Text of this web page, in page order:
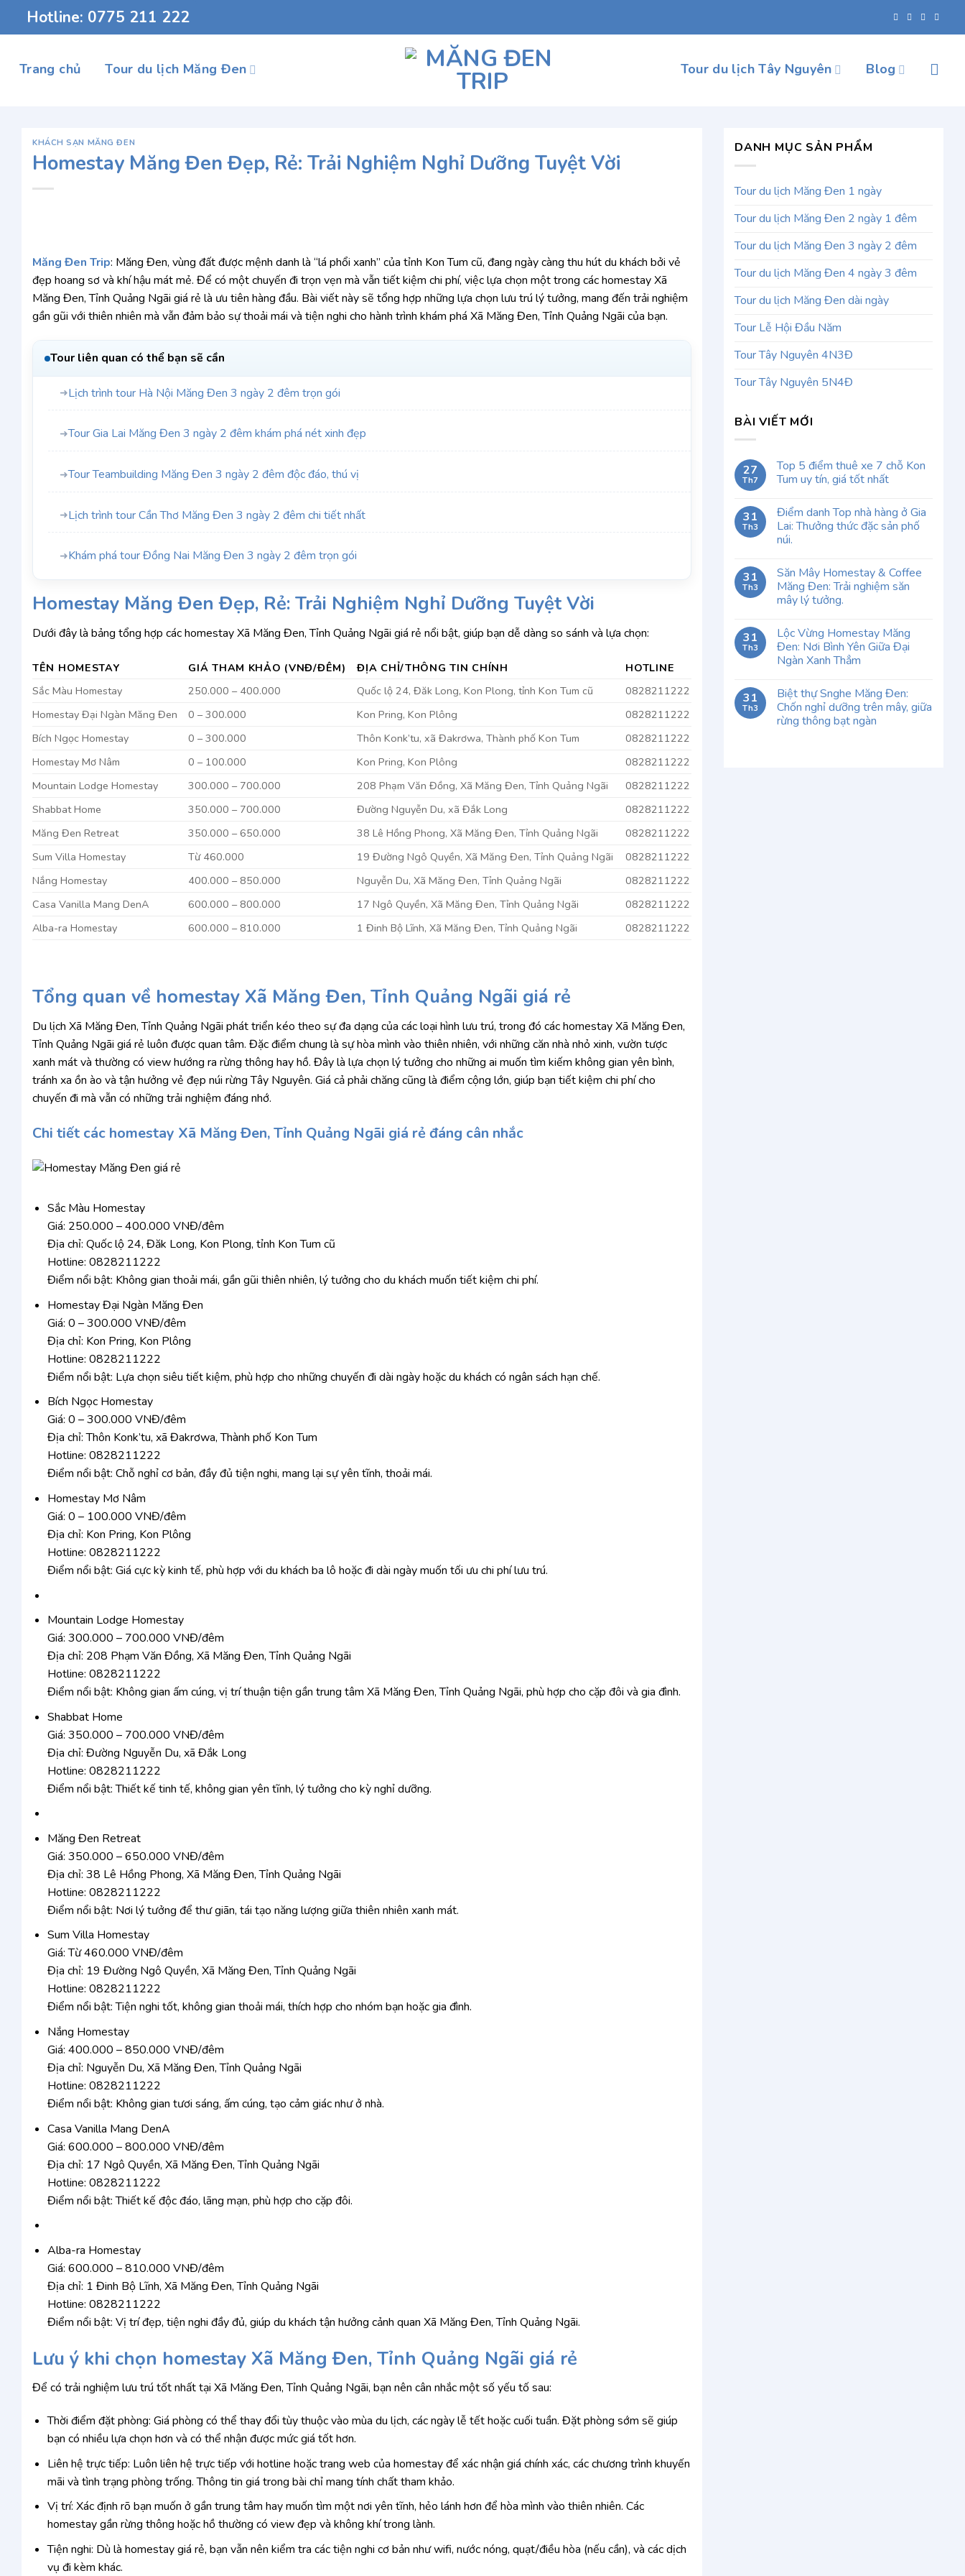
Chuyển
dung
Hotline: 0775 211 222
Trang chủ Tour du lịch Măng Đen Tour du lịch Tây Nguyên Blog
KHÁCH SẠN MĂNG ĐEN
Homestay Măng Đen Đẹp, Rẻ: Trải Nghiệm Nghỉ Dưỡng Tuyệt Vời
Măng Đen Trip: Măng Đen, vùng đất được mệnh danh là “lá phổi xanh” của tỉnh Kon Tum cũ, đang ngày càng thu hút du khách bởi vẻ
đẹp hoang sơ và khí hậu mát mẻ. Để có một chuyến đi trọn vẹn mà vẫn tiết kiệm chi phí, việc lựa chọn một trong các homestay Xã
Măng Đen, Tỉnh Quảng Ngãi giá rẻ là ưu tiên hàng đầu. Bài viết này sẽ tổng hợp những lựa chọn lưu trú lý tưởng, mang đến trải nghiệm
gần gũi với thiên nhiên mà vẫn đảm bảo sự thoải mái và tiện nghi cho hành trình khám phá Xã Măng Đen, Tỉnh Quảng Ngãi của bạn.
Tour liên quan có thể bạn sẽ cần
➜Lịch trình tour Hà Nội Măng Đen 3 ngày 2 đêm trọn gói
➜Tour Gia Lai Măng Đen 3 ngày 2 đêm khám phá nét xinh đẹp
➜Tour Teambuilding Măng Đen 3 ngày 2 đêm độc đáo, thú vị
➜Lịch trình tour Cần Thơ Măng Đen 3 ngày 2 đêm chi tiết nhất
➜Khám phá tour Đồng Nai Măng Đen 3 ngày 2 đêm trọn gói
Homestay Măng Đen Đẹp, Rẻ: Trải Nghiệm Nghỉ Dưỡng Tuyệt Vời
Dưới đây là bảng tổng hợp các homestay Xã Măng Đen, Tỉnh Quảng Ngãi giá rẻ nổi bật, giúp bạn dễ dàng so sánh và lựa chọn:
TÊN HOMESTAY GIÁ THAM KHẢO (VNĐ/ĐÊM) ĐỊA CHỈ/THÔNG TIN CHÍNH
HOTLINE
Sắc Màu Homestay
250.000 – 400.000 Quốc lộ 24, Đăk Long, Kon Plong, tỉnh Kon Tum cũ
0828211222
Homestay Đại Ngàn Măng Đen
0 – 300.000 Kon Pring, Kon Plông
0828211222
Bích Ngọc Homestay
0 – 300.000 Thôn Konk’tu, xã Đakrơwa, Thành phố Kon Tum
0828211222
Homestay Mơ Nâm
0 – 100.000 Kon Pring, Kon Plông
0828211222
Mountain Lodge Homestay
300.000 – 700.000 208 Phạm Văn Đồng, Xã Măng Đen, Tỉnh Quảng Ngãi
0828211222
Shabbat Home
350.000 – 700.000 Đường Nguyễn Du, xã Đắk Long
0828211222
Măng Đen Retreat
350.000 – 650.000 38 Lê Hồng Phong, Xã Măng Đen, Tỉnh Quảng Ngãi
0828211222
Sum Villa Homestay
Từ 460.000 19 Đường Ngô Quyền, Xã Măng Đen, Tỉnh Quảng Ngãi
0828211222
Nắng Homestay
400.000 – 850.000 Nguyễn Du, Xã Măng Đen, Tỉnh Quảng Ngãi
0828211222
Casa Vanilla Mang DenA
600.000 – 800.000 17 Ngô Quyền, Xã Măng Đen, Tỉnh Quảng Ngãi
0828211222
Alba-ra Homestay
600.000 – 810.000 1 Đinh Bộ Lĩnh, Xã Măng Đen, Tỉnh Quảng Ngãi 0828211222
Tổng quan về homestay Xã Măng Đen, Tỉnh Quảng Ngãi giá rẻ
Du lịch Xã Măng Đen, Tỉnh Quảng Ngãi phát triển kéo theo sự đa dạng của các loại hình lưu trú, trong đó các homestay Xã Măng Đen,
Tỉnh Quảng Ngãi giá rẻ luôn được quan tâm. Đặc điểm chung là sự hòa mình vào thiên nhiên, với những căn nhà nhỏ xinh, vườn tược
xanh mát và thường có view hướng ra rừng thông hay hồ. Đây là lựa chọn lý tưởng cho những ai muốn tìm kiếm không gian yên bình,
tránh xa ồn ào và tận hưởng vẻ đẹp núi rừng Tây Nguyên. Giá cả phải chăng cũng là điểm cộng lớn, giúp bạn tiết kiệm chi phí cho
chuyến đi mà vẫn có những trải nghiệm đáng nhớ.
Chi tiết các homestay Xã Măng Đen, Tỉnh Quảng Ngãi giá rẻ đáng cân nhắc
Sắc Màu Homestay
Giá: 250.000 – 400.000 VNĐ/đêm
Địa chỉ: Quốc lộ 24, Đăk Long, Kon Plong, tỉnh Kon Tum cũ
Hotline: 0828211222
Điểm nổi bật: Không gian thoải mái, gần gũi thiên nhiên, lý tưởng cho du khách muốn tiết kiệm chi phí.
Homestay Đại Ngàn Măng Đen
Giá: 0 – 300.000 VNĐ/đêm
Địa chỉ: Kon Pring, Kon Plông
Hotline: 0828211222
Điểm nổi bật: Lựa chọn siêu tiết kiệm, phù hợp cho những chuyến đi dài ngày hoặc du khách có ngân sách hạn chế.
Bích Ngọc Homestay
Giá: 0 – 300.000 VNĐ/đêm
Địa chỉ: Thôn Konk’tu, xã Đakrơwa, Thành phố Kon Tum
Hotline: 0828211222
Điểm nổi bật: Chỗ nghỉ cơ bản, đầy đủ tiện nghi, mang lại sự yên tĩnh, thoải mái.
Homestay Mơ Nâm
Giá: 0 – 100.000 VNĐ/đêm
Địa chỉ: Kon Pring, Kon Plông
Hotline: 0828211222
Điểm nổi bật: Giá cực kỳ kinh tế, phù hợp với du khách ba lô hoặc đi dài ngày muốn tối ưu chi phí lưu trú.
Mountain Lodge Homestay
Giá: 300.000 – 700.000 VNĐ/đêm
Địa chỉ: 208 Phạm Văn Đồng, Xã Măng Đen, Tỉnh Quảng Ngãi
Hotline: 0828211222
Điểm nổi bật: Không gian ấm cúng, vị trí thuận tiện gần trung tâm Xã Măng Đen, Tỉnh Quảng Ngãi, phù hợp cho cặp đôi và gia đình.
Shabbat Home
Giá: 350.000 – 700.000 VNĐ/đêm
Địa chỉ: Đường Nguyễn Du, xã Đắk Long
Hotline: 0828211222
Điểm nổi bật: Thiết kế tinh tế, không gian yên tĩnh, lý tưởng cho kỳ nghỉ dưỡng.
Măng Đen Retreat
Giá: 350.000 – 650.000 VNĐ/đêm
Địa chỉ: 38 Lê Hồng Phong, Xã Măng Đen, Tỉnh Quảng Ngãi
Hotline: 0828211222
Điểm nổi bật: Nơi lý tưởng để thư giãn, tái tạo năng lượng giữa thiên nhiên xanh mát.
Sum Villa Homestay
Giá: Từ 460.000 VNĐ/đêm
Địa chỉ: 19 Đường Ngô Quyền, Xã Măng Đen, Tỉnh Quảng Ngãi
Hotline: 0828211222
Điểm nổi bật: Tiện nghi tốt, không gian thoải mái, thích hợp cho nhóm bạn hoặc gia đình.
Nắng Homestay
Giá: 400.000 – 850.000 VNĐ/đêm
Địa chỉ: Nguyễn Du, Xã Măng Đen, Tỉnh Quảng Ngãi
Hotline: 0828211222
Điểm nổi bật: Không gian tươi sáng, ấm cúng, tạo cảm giác như ở nhà.
Casa Vanilla Mang DenA
Giá: 600.000 – 800.000 VNĐ/đêm
Địa chỉ: 17 Ngô Quyền, Xã Măng Đen, Tỉnh Quảng Ngãi
Hotline: 0828211222
Điểm nổi bật: Thiết kế độc đáo, lãng mạn, phù hợp cho cặp đôi.
Alba-ra Homestay
Giá: 600.000 – 810.000 VNĐ/đêm
Địa chỉ: 1 Đinh Bộ Lĩnh, Xã Măng Đen, Tỉnh Quảng Ngãi
Hotline: 0828211222
Điểm nổi bật: Vị trí đẹp, tiện nghi đầy đủ, giúp du khách tận hưởng cảnh quan Xã Măng Đen, Tỉnh Quảng Ngãi.
Lưu ý khi chọn homestay Xã Măng Đen, Tỉnh Quảng Ngãi giá rẻ
Để có trải nghiệm lưu trú tốt nhất tại Xã Măng Đen, Tỉnh Quảng Ngãi, bạn nên cân nhắc một số yếu tố sau:
Thời điểm đặt phòng: Giá phòng có thể thay đổi tùy thuộc vào mùa du lịch, các ngày lễ tết hoặc cuối tuần. Đặt phòng sớm sẽ giúp
bạn có nhiều lựa chọn hơn và có thể nhận được mức giá tốt hơn.
Liên hệ trực tiếp: Luôn liên hệ trực tiếp với hotline hoặc trang web của homestay để xác nhận giá chính xác, các chương trình khuyến
mãi và tình trạng phòng trống. Thông tin giá trong bài chỉ mang tính chất tham khảo.
Vị trí: Xác định rõ bạn muốn ở gần trung tâm hay muốn tìm một nơi yên tĩnh, hẻo lánh hơn để hòa mình vào thiên nhiên. Các
homestay gần rừng thông hoặc hồ thường có view đẹp và không khí trong lành.
Tiện nghi: Dù là homestay giá rẻ, bạn vẫn nên kiểm tra các tiện nghi cơ bản như wifi, nước nóng, quạt/điều hòa (nếu cần), và các dịch
vụ đi kèm khác.
DANH MỤC SẢN PHẨM
Tour du lịch Măng Đen 1 ngày
Tour du lịch Măng Đen 2 ngày 1 đêm
Tour du lịch Măng Đen 3 ngày 2 đêm
Tour du lịch Măng Đen 4 ngày 3 đêm
Tour du lịch Măng Đen dài ngày
Tour Lễ Hội Đầu Năm
Tour Tây Nguyên 4N3Đ
Tour Tây Nguyên 5N4Đ
BÀI VIẾT MỚI
27
Th7
Top 5 điểm thuê xe 7 chỗ Kon
Tum uy tín, giá tốt nhất
31
Th3
Điểm danh Top nhà hàng ở Gia
Lai: Thưởng thức đặc sản phố
núi.
31
Th3
Săn Mây Homestay & Coffee
Măng Đen: Trải nghiệm săn
mây lý tưởng.
31
Th3
Lộc Vừng Homestay Măng
Đen: Nơi Bình Yên Giữa Đại
Ngàn Xanh Thẳm
31
Th3
Biệt thự Snghe Măng Đen:
Chốn nghỉ dưỡng trên mây, giữa
rừng thông bạt ngàn